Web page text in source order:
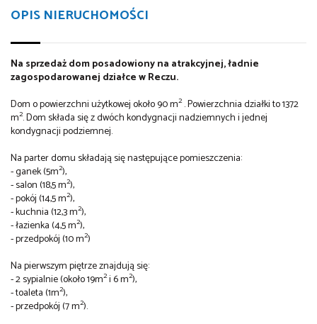
OPIS NIERUCHOMOŚCI
Na sprzedaż dom posadowiony na atrakcyjnej, ładnie
zagospodarowanej działce w Reczu.
Dom o powierzchni użytkowej około 90 m2. Powierzchnia działki to 1372
m2. Dom składa się z dwóch kondygnacji nadziemnych i jednej
kondygnacji podziemnej.
Na parter domu składają się następujące pomieszczenia:
- ganek (5m2),
- salon (18,5 m2),
- pokój (14,5 m2),
- kuchnia (12,3 m2),
- łazienka (4,5 m2),
- przedpokój (10 m2)
Na pierwszym piętrze znajdują się:
- 2 sypialnie (około 19m2i 6 m2),
- toaleta (1m2),
- przedpokój (7 m2).